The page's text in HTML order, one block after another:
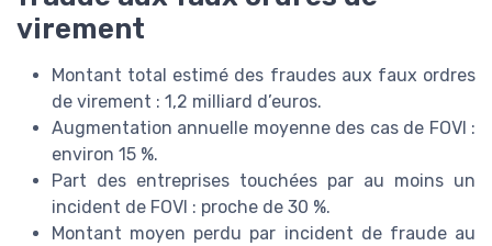
virement
Montant total estimé des fraudes aux faux ordres
de virement : 1,2 milliard d’euros.
Augmentation annuelle moyenne des cas de FOVI :
environ 15 %.
Part des entreprises touchées par au moins un
incident de FOVI : proche de 30 %.
Montant moyen perdu par incident de fraude au